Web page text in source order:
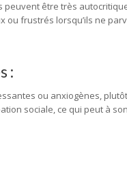
être très
frustrés lorsqu’ils ne
:
ou anxiogènes,
sociale, ce qui peut à